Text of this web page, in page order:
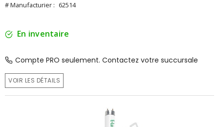
# Manufacturier : 62514
En inventaire
Compte PRO seulement. Contactez votre succursale
VOIR LES DÉTAILS